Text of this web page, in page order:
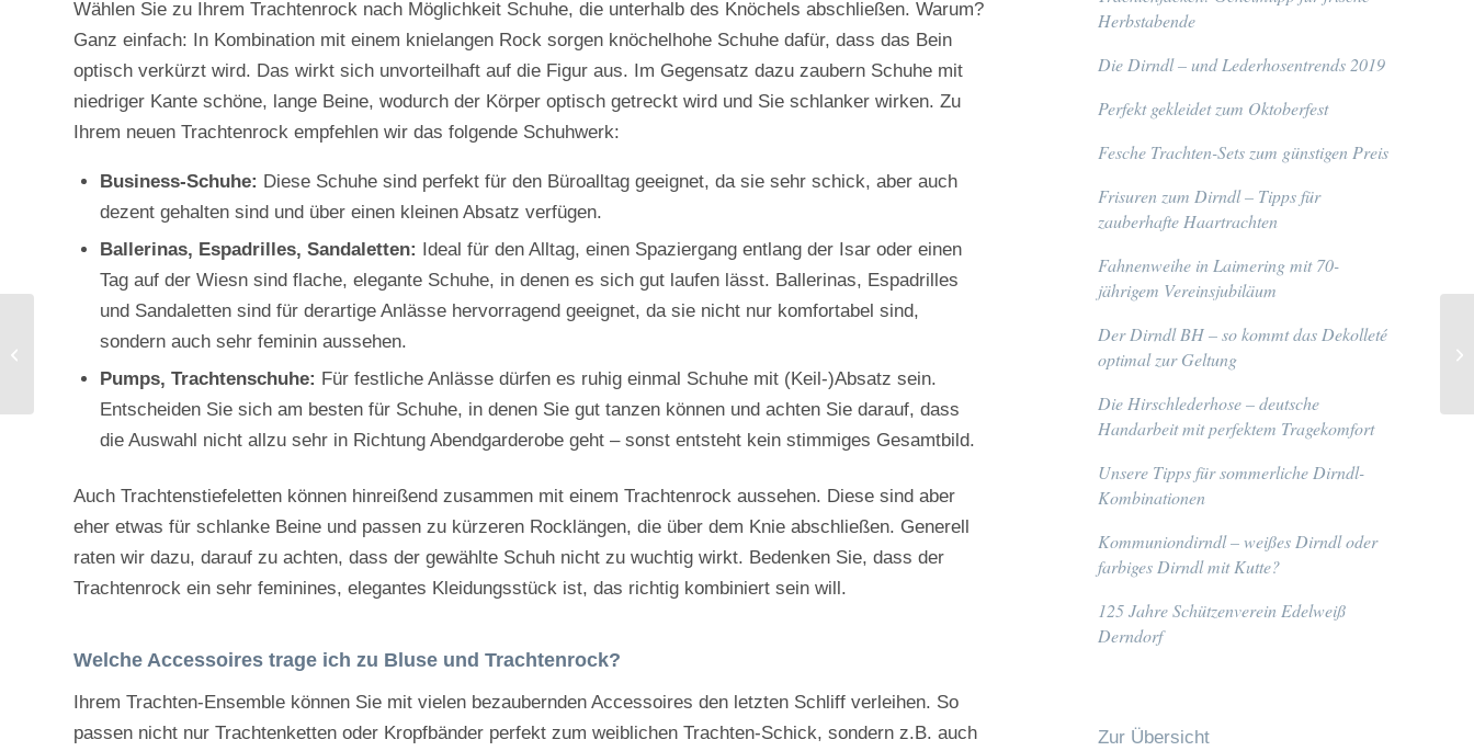
Wählen Sie zu Ihrem Trachtenrock nach Möglichkeit Schuhe, die unterhalb des Knöchels abschließen. Warum?
Ganz einfach: In Kombination mit einem knielangen Rock sorgen knöchelhohe Schuhe dafür, dass das Bein
optisch verkürzt wird. Das wirkt sich unvorteilhaft auf die Figur aus. Im Gegensatz dazu zaubern Schuhe mit
niedriger Kante schöne, lange Beine, wodurch der Körper optisch getreckt wird und Sie schlanker wirken. Zu
Ihrem neuen Trachtenrock empfehlen wir das folgende Schuhwerk:
Business-Schuhe: Diese Schuhe sind perfekt für den Büroalltag geeignet, da sie sehr schick, aber auch
dezent gehalten sind und über einen kleinen Absatz verfügen.
Ballerinas, Espadrilles, Sandaletten:
Ideal für den Alltag, einen Spaziergang entlang der Isar oder einen
Tag auf der Wiesn sind flache, elegante Schuhe, in denen es sich gut laufen lässt. Ballerinas, Espadrilles
und Sandaletten sind für derartige Anlässe hervorragend geeignet, da sie nicht nur komfortabel sind,
sondern auch sehr feminin aussehen.
Pumps, Trachtenschuhe: Für festliche Anlässe dürfen es ruhig einmal Schuhe mit (Keil-)Absatz sein.
Entscheiden Sie sich am besten für Schuhe, in denen Sie gut tanzen können und achten Sie darauf, dass
die Auswahl nicht allzu sehr in Richtung Abendgarderobe geht – sonst entsteht kein stimmiges Gesamtbild.
Auch Trachtenstiefeletten können hinreißend zusammen mit einem Trachtenrock aussehen. Diese sind aber
eher etwas für schlanke Beine und passen zu kürzeren Rocklängen, die über dem Knie abschließen. Generell
raten wir dazu, darauf zu achten, dass der gewählte Schuh nicht zu wuchtig wirkt. Bedenken Sie, dass der
Trachtenrock ein sehr feminines, elegantes Kleidungsstück ist, das richtig kombiniert sein will.
Welche Accessoires trage ich zu Bluse und Trachtenrock?
Ihrem Trachten-Ensemble können Sie mit vielen bezaubernden Accessoires den letzten Schliff verleihen. So
passen nicht nur Trachtenketten oder Kropfbänder perfekt zum weiblichen Trachten-Schick, sondern z.B. auch
Herbstabende
Die Dirndl – und Lederhosentrends 2019
Perfekt gekleidet zum Oktoberfest
Fesche Trachten-Sets zum günstigen Preis
Frisuren zum Dirndl – Tipps für
zauberhafte Haartrachten
Fahnenweihe in Laimering mit 70-
jährigem Vereinsjubiläum
Der Dirndl BH – so kommt das Dekolleté
optimal zur Geltung
Die Hirschlederhose – deutsche
Handarbeit mit perfektem Tragekomfort
Unsere Tipps für sommerliche Dirndl-
Kombinationen
Kommuniondirndl – weißes Dirndl oder
farbiges Dirndl mit Kutte?
125 Jahre Schützenverein Edelweiß
Derndorf
Zur Übersicht
Traditioneller Charme: